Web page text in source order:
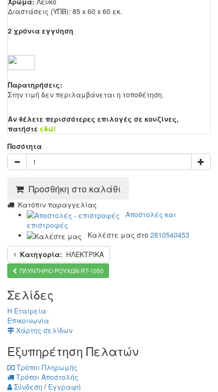
Διαστάσεις (ΥΠΒ): 85 x 60 x 60 εκ.
2 χρόνια εγγύηση
Παρατηρήσεις:
Στην τιμή δεν περιλαμβάνεται η τοποθέτηση.
Αν θέλετε περισσότερες επιλογές σε κουζίνες,
πατήστε εδώ!
Ποσότητα
Προσθήκη στο καλάθι
Kατόπιν παραγγελίας
Αποστολές και
επιστροφές
Καλέστε μας στο 2810540453
Κατηγορία: ΗΛΕΚΤΡΙΚΑ
ΠΛΥΝΤΗΡΙΟ ΡΟΥΧΩΝ RT-1050
Σελίδες
Η Εταιρεία
Επικοινωνία
Χάρτης σελίδων
Εξυπηρέτηση Πελατών
Τρόποι Πληρωμής
Τρόποι Αποστολής
Σύνδεση / Εγγραφή